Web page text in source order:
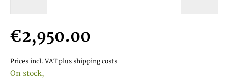
€2,950.00
Prices incl. VAT plus shipping costs
On stock,